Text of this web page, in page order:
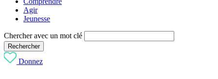
Agir
Jeunesse
Chercher avec un mot clé
Rechercher
Donnez